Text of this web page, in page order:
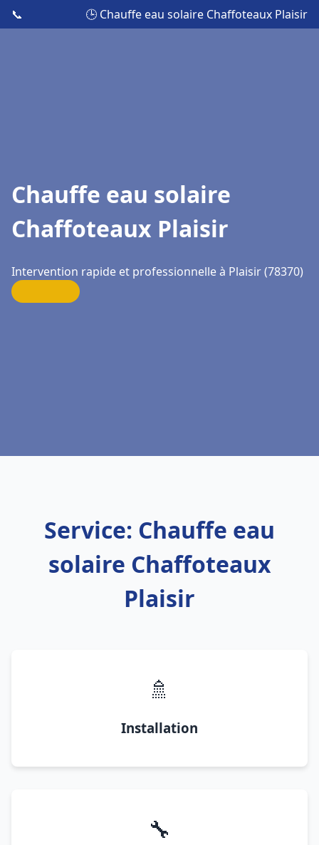
📞 🕒 Chauffe eau solaire Chaffoteaux Plaisir
Chauffe eau solaire
Chaffoteaux Plaisir
Intervention rapide et professionnelle à Plaisir (78370)
Service: Chauffe eau
solaire Chaffoteaux
Plaisir
🚿
Installation
🔧